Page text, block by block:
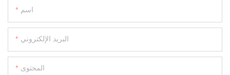
اسم
البريد الإلكتروني
المحتوى